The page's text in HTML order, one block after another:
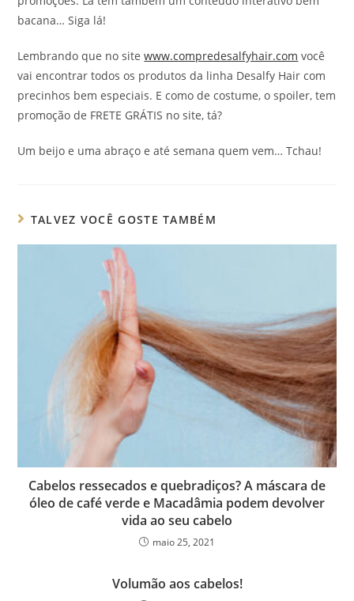
bacana… Siga lá!
Lembrando que no sitewww.compredesalfyhair.com você
vai encontrar todos os produtos da linha Desalfy Hair com
precinhos bem especiais. E como de costume, o spoiler, tem
promoção de FRETE GRÁTIS no site, tá?
Um beijo e uma abraço e até semana quem vem… Tchau!
TALVEZ VOCÊ GOSTE TAMBÉM
Cabelos ressecados e quebradiços? A máscara de
óleo de café verde e Macadâmia podem devolver
vida ao seu cabelo
maio 25, 2021
Volumão aos cabelos!